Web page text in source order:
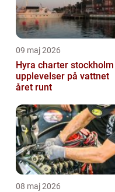
09 maj 2026
Hyra charter stockholm
upplevelser på vattnet
året runt
08 maj 2026